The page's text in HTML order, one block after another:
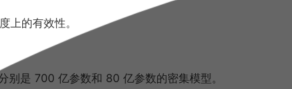
上的有效性。
别是 700 亿参数和 80 亿参数的密集模型。